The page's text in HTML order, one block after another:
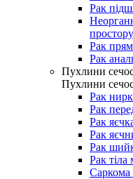
Рак
простору
Рак
Рак
Пухлини
Пухлини
Рак
Рак
Рак
Рак
Рак
Рак тіла
Саркома